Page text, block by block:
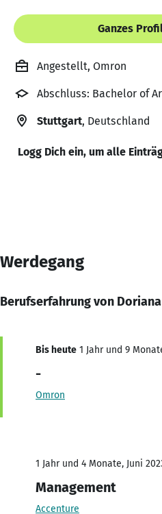
Ganzes
Angestellt, Omron
Abschluss: Bachelor of
Stuttgart, Deutschland
Logg Dich ein, um alle
Werdegang
Berufserfahrung von
Bis heute 1 Jahr und 9
-
Omron
1 Jahr und 4 Monate, Juni
Management
Accenture